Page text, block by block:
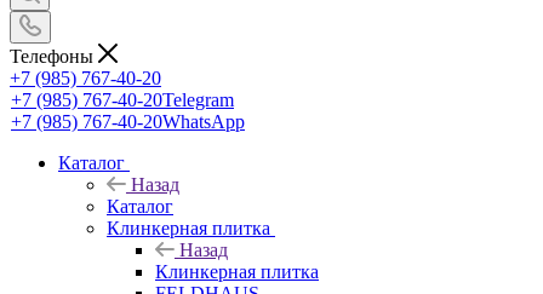
Телефоны
+7 (985) 767-40-20
+7 (985) 767-40-20Telegram
+7 (985) 767-40-20WhatsApp
Каталог
Назад
Каталог
Клинкерная плитка
Назад
Клинкерная плитка